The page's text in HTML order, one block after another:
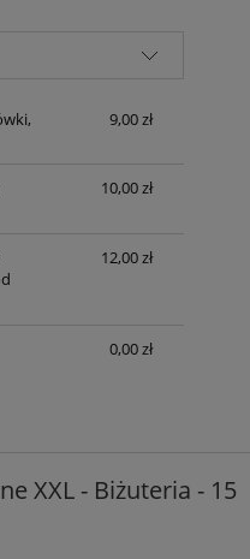
9,00 zł
10,00 zł
12,00 zł
0,00 zł
XXL - Biżuteria - 15